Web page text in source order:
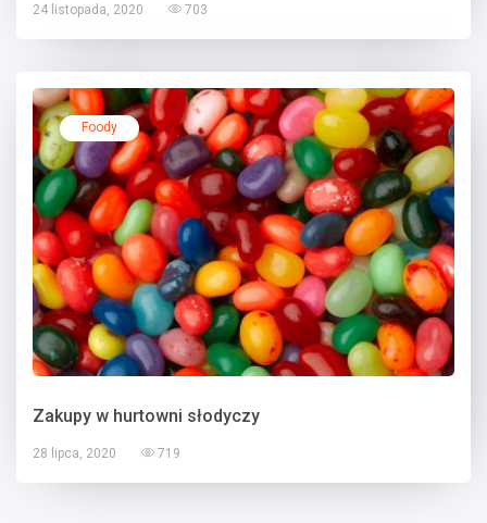
24 listopada, 2020 703
Foody
Zakupy w hurtowni słodyczy
28 lipca, 2020 719